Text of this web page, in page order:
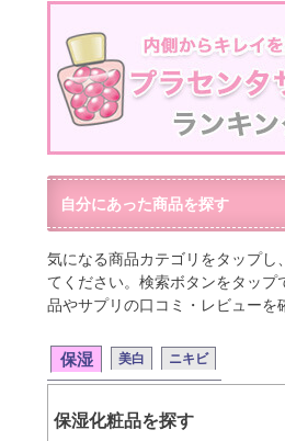
自分にあった商品を探す
気になる商品カテゴリをタップし
てください。検索ボタンをタップ
品やサプリの口コミ・レビューを
保湿 美白 ニキビ
保湿化粧品を探す